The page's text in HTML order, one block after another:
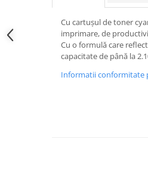
Cu cartușul de toner
imprimare, de
Cu o formulă care
capacitate de până la
Informatii conformitate